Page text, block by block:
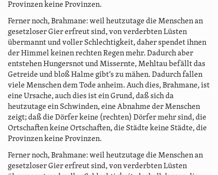
Provinzen keine Provinzen.
Ferner noch, Brahmane: weil heutzutage die Menschen an
gesetzloser Gier erfreut sind, von verderbten Lüsten
übermannt und voller Schlechtigkeit, daher spendet ihnen
der Himmel keinen rechten Regen mehr. Dadurch aber
entstehen Hungersnot und Missernte, Mehltau befällt das
Getreide und bloß Halme gibt‘s zu mähen. Dadurch fallen
viele Menschen dem Tode anheim. Auch dies, Brahmane, ist
eine Ursache, auch dies ist ein Grund, daß sich da
heutzutage ein Schwinden, eine Abnahme der Menschen
zeigt; daß die Dörfer keine (rechten) Dörfer mehr sind, die
Ortschaften keine Ortschaften, die Städte keine Städte, die
Provinzen keine Provinzen.
Ferner noch, Brahmane: weil heutzutage die Menschen an
gesetzloser Gier erfreut sind, von verderbten Lüsten